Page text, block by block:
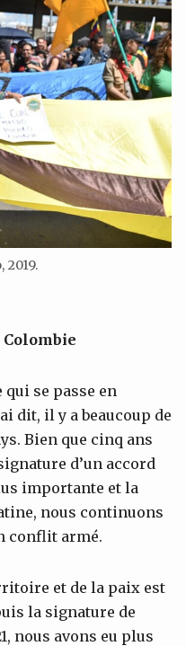
2019.
se passe en
dit, il y a beaucoup de
Bien que cinq ans
d’un accord
importante et la
nous continuons
conflit armé.
et de la paix est
la signature de
nous avons eu plus